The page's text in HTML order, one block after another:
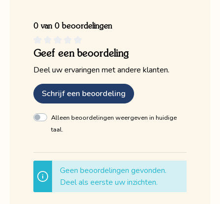
0 van 0 beoordelingen
Geef een beoordeling
Deel uw ervaringen met andere klanten.
Schrijf een beoordeling
Alleen beoordelingen weergeven in huidige
taal.
Geen beoordelingen gevonden.
Deel als eerste uw inzichten.